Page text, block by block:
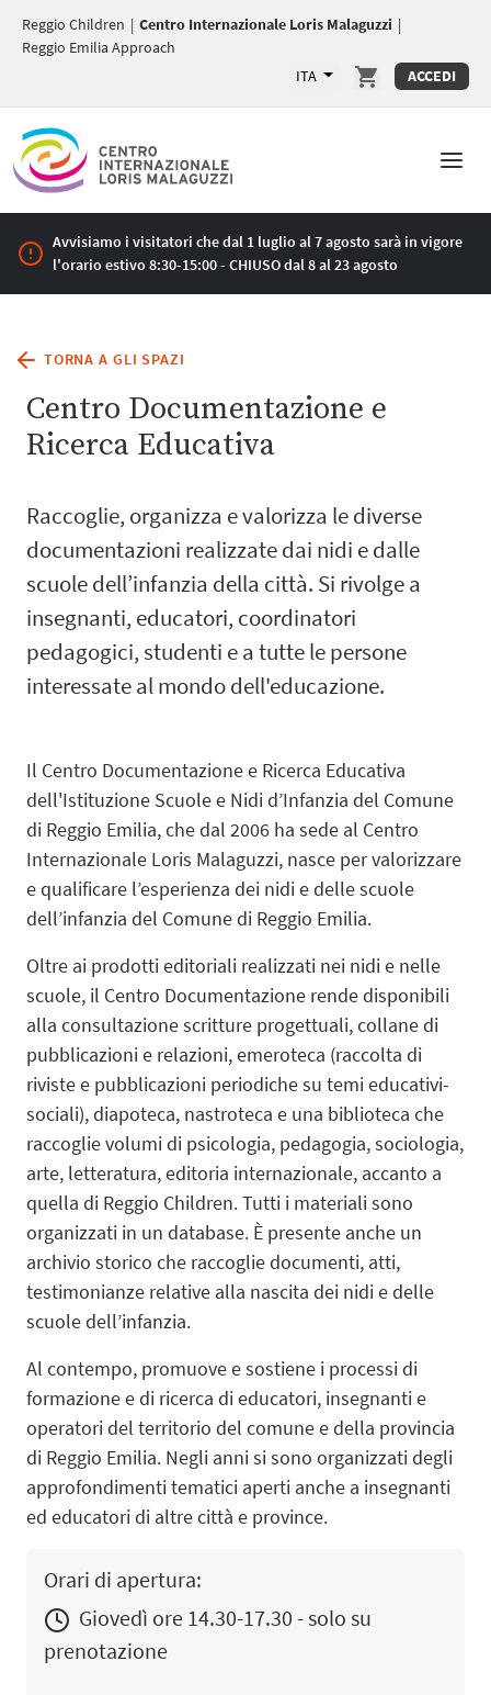
Reggio Children | Centro Internazionale Loris Malaguzzi |
Reggio Emilia Approach
ITA
ACCEDI
Avvisiamo i visitatori che dal 1 luglio al 7 agosto sarà in vigore
l'orario estivo 8:30-15:00 - CHIUSO dal 8 al 23 agosto
TORNA A GLI SPAZI
Centro Documentazione e
Ricerca Educativa
Raccoglie, organizza e valorizza le diverse
documentazioni realizzate dai nidi e dalle
scuole dell’infanzia della città. Si rivolge a
insegnanti, educatori, coordinatori
pedagogici, studenti e a tutte le persone
interessate al mondo dell'educazione.
Il Centro Documentazione e Ricerca Educativa
dell'Istituzione Scuole e Nidi d’Infanzia del Comune
di Reggio Emilia, che dal 2006 ha sede al Centro
Internazionale Loris Malaguzzi, nasce per valorizzare
e qualificare l’esperienza dei nidi e delle scuole
dell’infanzia del Comune di Reggio Emilia.
Oltre ai prodotti editoriali realizzati nei nidi e nelle
scuole, il Centro Documentazione rende disponibili
alla consultazione scritture progettuali, collane di
pubblicazioni e relazioni, emeroteca (raccolta di
riviste e pubblicazioni periodiche su temi educativi-
sociali), diapoteca, nastroteca e una biblioteca che
raccoglie volumi di psicologia, pedagogia, sociologia,
arte, letteratura, editoria internazionale, accanto a
quella di Reggio Children. Tutti i materiali sono
organizzati in un database. È presente anche un
archivio storico che raccoglie documenti, atti,
testimonianze relative alla nascita dei nidi e delle
scuole dell’infanzia.
Al contempo, promuove e sostiene i processi di
formazione e di ricerca di educatori, insegnanti e
operatori del territorio del comune e della provincia
di Reggio Emilia. Negli anni si sono organizzati degli
approfondimenti tematici aperti anche a insegnanti
ed educatori di altre città e province.
Orari di apertura:
Giovedì ore 14.30-17.30 - solo su
prenotazione